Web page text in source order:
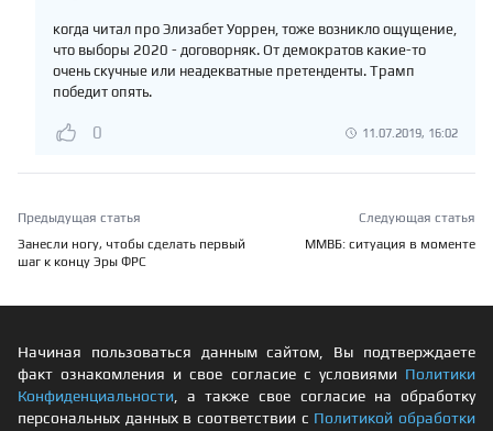
когда читал про Элизабет Уоррен, тоже возникло ощущение,
что выборы 2020 - договорняк. От демократов какие-то
очень скучные или неадекватные претенденты. Трамп
победит опять.
0 11.07.2019, 16:02
Предыдущая статья
Занесли ногу, чтобы сделать первый
шаг к концу Эры ФРС
Следующая статья
ММВБ: ситуация в моменте
Начиная пользоваться данным сайтом, Вы подтверждаете
факт ознакомления и свое согласие с условиями Политики
Конфиденциальности , а также свое согласие на обработку
персональных данных в соответствии с Политикой обработки